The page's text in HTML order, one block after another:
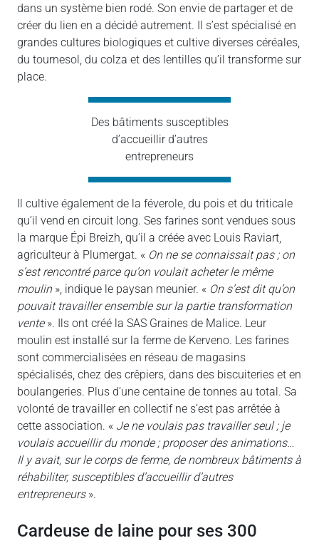
dans un système bien rodé. Son envie de partager et de
créer du lien en a décidé autrement. Il s’est spécialisé en
grandes cultures biologiques et cultive diverses céréales,
du tournesol, du colza et des lentilles qu’il transforme sur
place.
Des bâtiments susceptibles
d’accueillir d’autres
entrepreneurs
Il cultive également de la féverole, du pois et du triticale
qu’il vend en circuit long. Ses farines sont vendues sous
la marque Épi Breizh, qu’il a créée avec Louis Raviart,
agriculteur à Plumergat. « On ne se connaissait pas ; on
s’est rencontré parce qu’on voulait acheter le même
moulin», indique le paysan meunier. « On s’est dit qu’on
pouvait travailler ensemble sur la partie transformation
vente». Ils ont créé la SAS Graines de Malice. Leur
moulin est installé sur la ferme de Kerveno. Les farines
sont commercialisées en réseau de magasins
spécialisés, chez des crêpiers, dans des biscuiteries et en
boulangeries. Plus d’une centaine de tonnes au total. Sa
volonté de travailler en collectif ne s’est pas arrêtée à
cette association. « Je ne voulais pas travailler seul ; je
voulais accueillir du monde ; proposer des animations…
Il y avait, sur le corps de ferme, de nombreux bâtiments à
réhabiliter, susceptibles d’accueillir d’autres
entrepreneurs».
cardeuse de laine pour ses 300